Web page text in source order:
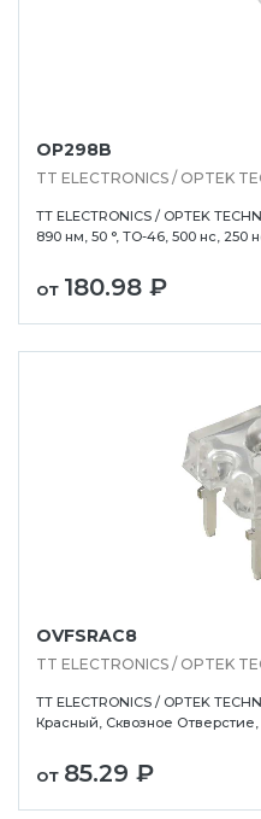
OP298B
TT ELECTRONICS / OPTEK
TT ELECTRONICS / OPTEK
890 нм, 50 °, TO-46, 500 нс, 250
от 180.98 ₽
OVFSRAC8
TT ELECTRONICS / OPTEK
TT ELECTRONICS / OPTEK
Красный, Сквозное Отверстие,
от 85.29 ₽